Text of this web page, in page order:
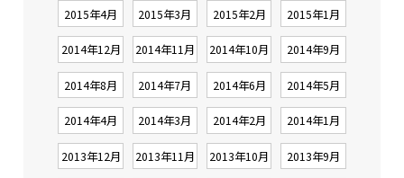
2015年4月 2015年3月 2015年2月 2015年1月
2014年12月 2014年11月 2014年10月 2014年9月
2014年8月 2014年7月 2014年6月 2014年5月
2014年4月 2014年3月 2014年2月 2014年1月
2013年12月 2013年11月 2013年10月 2013年9月